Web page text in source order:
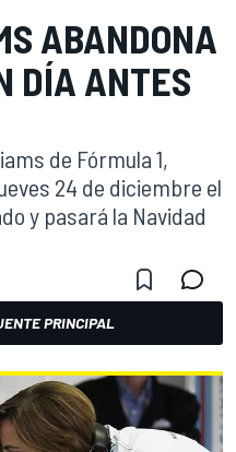
ABANDONA
DÍA ANTES
de Fórmula 1,
24 de diciembre el
y pasará la Navidad
PRINCIPAL